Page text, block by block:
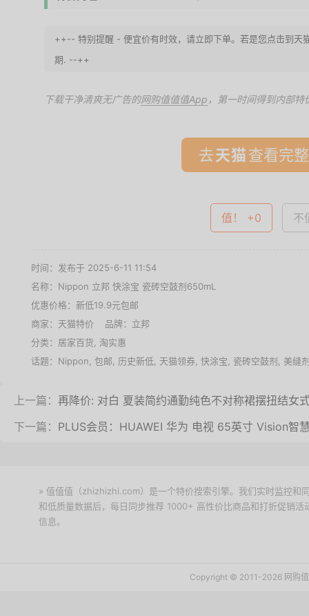
++-- 特别提醒 - 便宜价有时效，请立即下单。若是您点击到天
期. --++
下载干净清爽无广告的网购值值值App ，第一时间得到内部特
去 查看完
值！ +0 不
时间：发布于 2025-6-11 11:54
名称： Nippon 立邦 快涂宝 瓷砖空鼓剂650mL
优惠价格： 新低19.9元包邮
商家： 天猫特价 品牌： 立邦
分类： 居家百货
淘实惠
话题： Nippon 包邮 历史新低 天猫领券 快涂宝 瓷砖空鼓剂 美缝
上一篇： 再降价: 对白 夏装简约通勤纯色不对称裙摆扭结女
下一篇： PLUS会员：HUAWEI 华为 电视 65英寸 Vision智
» 值值值（zhizhizhi.com）是一个特价搜索引擎。我们实时监控和
和低质量数据后，每日同步推荐 1000+ 高性价比商品和打折促销
信息。
Copyright © 2011-2026 网购